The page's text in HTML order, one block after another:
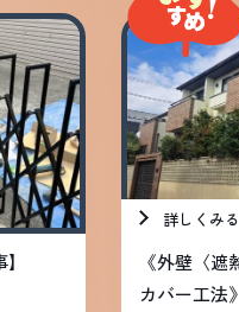
《外壁〈
カバー工法》
詳しくみる